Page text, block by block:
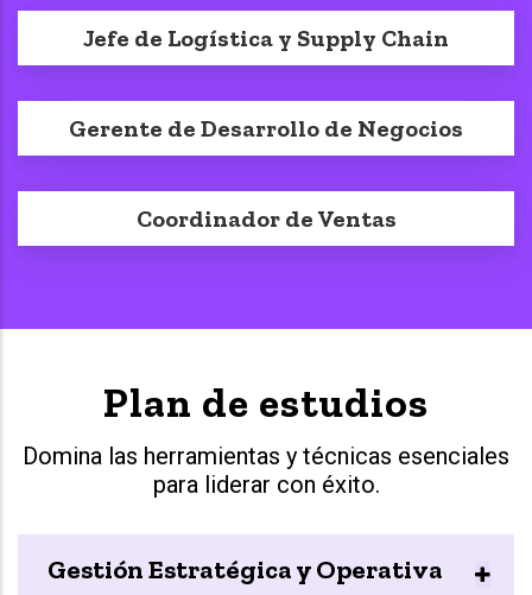
Jefe de Logística y Supply Chain
Gerente de Desarrollo de Negocios
Coordinador de Ventas
Plan de estudios
Domina las herramientas y técnicas esenciales
para liderar con éxito.
Gestión Estratégica y Operativa